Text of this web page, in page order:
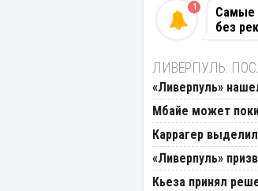
Самые
без
1
ЛИВЕРПУЛЬ:
«Ливерпуль»
Мбайе может
Каррагер
«Ливерпуль»
Кьеза принял